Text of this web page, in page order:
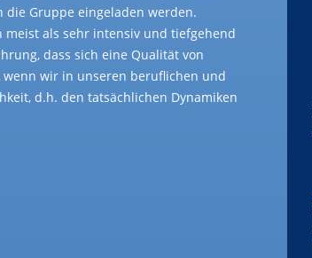
Gruppe eingeladen werden.
meist als sehr intensiv und tiefgehend
dass sich eine Qualität von
wir in unseren beruflichen und
d.h. den tatsächlichen Dynamiken